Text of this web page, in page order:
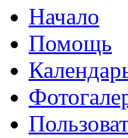
Начало
Помощь